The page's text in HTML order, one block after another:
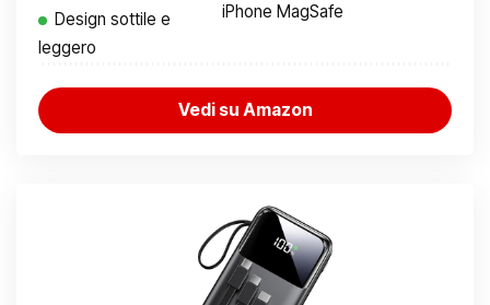
Design sottile e
leggero
iPhone MagSafe
Vedi su Amazon